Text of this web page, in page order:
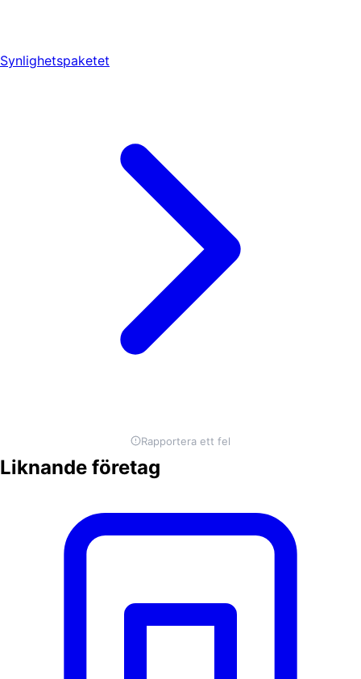
Synlighetspaketet
Rapportera ett fel
Liknande företag